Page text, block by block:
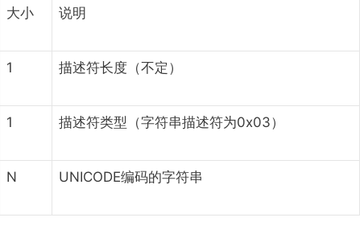
大小 说明
1 描述符长度（不定）
1 描述符类型（字符串描述符为0x03）
N UNICODE编码的字符串